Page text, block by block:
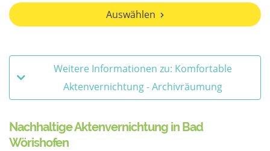
Auswählen
Weitere Informationen zu: Komfortable
Aktenvernichtung - Archivräumung
Nachhaltige Aktenvernichtung in Bad
Wörishofen